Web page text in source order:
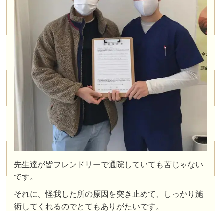
先生達が皆フレンドリーで通院していても苦じゃない
です。
それに、怪我した所の原因を突き止めて、しっかり施
術してくれるのでとてもありがたいです。